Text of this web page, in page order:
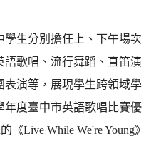
生分別擔任上、下午場次
歌唱、流行舞蹈、直笛演
演等，展現學生跨領域學
年度臺中市英語歌唱比賽優
《Live While We're Young》